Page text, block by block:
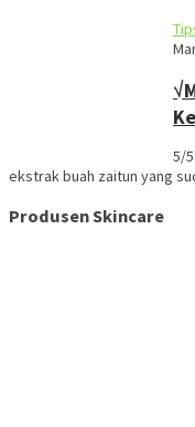
5/
ekstrak buah zaitun yang
Produsen Skincare